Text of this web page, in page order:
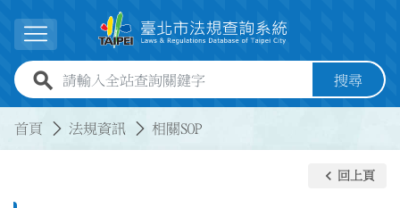
展開選單
全站查詢關鍵字欄位 搜尋
首頁 法規資訊 相關SOP
keyboard_arrow_left 回上頁